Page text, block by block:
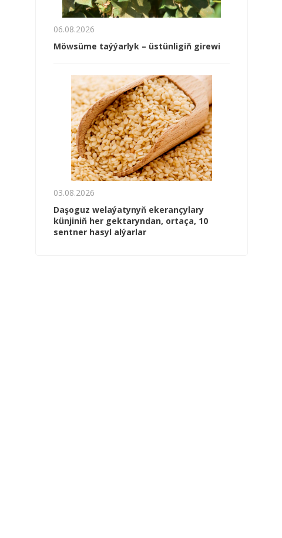
06.08.2026
Möwsüme taýýarlyk – üstünligiň girewi
03.08.2026
Daşoguz welaýatynyň ekerançylary
künjiniň her gektaryndan, ortaça, 10
sentner hasyl alýarlar